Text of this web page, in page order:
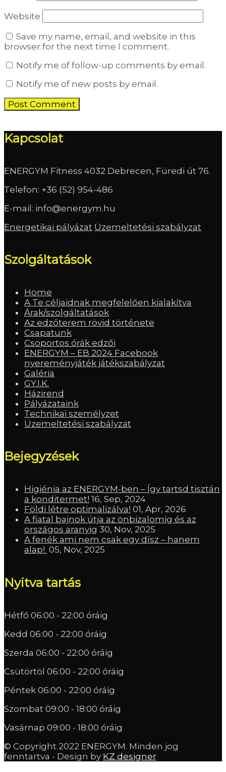
Website
Save my name, email, and website in this
browser for the next time I comment.
Notify me of follow-up comments by email.
Notify me of new posts by email.
Kapcsolat
ENERGYM Fitness 4032 Debrecen, Füredi út 76.
Telefon: +36 (52) 954-486
E-mail: info@energym.hu
Energetikai pályázat Üzemeltetési szabályzat
Szolgáltatások
Home
A Te céljaidnak megfelelően kialakítva
Árak/szolgáltatások
Az edzőterem rövid története
Csapatunk
Csoportos órák edzői
ENERGYM – EB 2024 Facebook
nyereményjáték játékszabályzat
Galéria
GY.I.K.
Házirend
Pályázataink
Technikai személyzet
Üzemeltetési szabályzat
Bejegyzések
Higiénia az ENERGYM-ben – Így tartsd tisztán
a konditermet! 16, Sep, 2024
Földi létre optimalizálva! 01, Apr, 2026
A fiatal bajnok útja az önbizalomig és az
országos aranyig 30, Nov, 2025
A fenék ami nem csak egy dísz – hanem
alap! 05, Nov, 2025
Nyitva tartás
Hétfő 06:00 - 22:00 óráig
Kedd 06:00 - 22:00 óráig
Szerda 06:00 - 22:00 óráig
Csütörtöl 06:00 - 22:00 óráig
Péntek 06:00 - 22:00 óráig
Szombat 09:00 - 18:00 óráig
Vasárnap 09:00 - 18:00 óráig
© Copyright 2022 ENERGYM. Minden jog
fenntartva - Design by KZ designer